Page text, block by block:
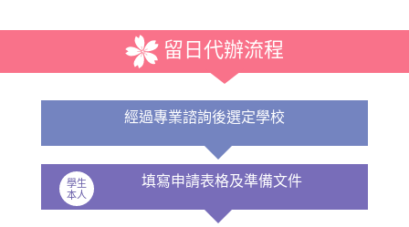
留日代辦流程
經過專業諮詢後選定學校
學生
本人
填寫申請表格及準備文件